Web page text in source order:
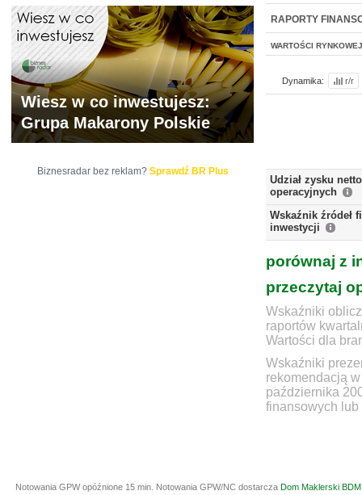
WYCENA BR
RAPORTY
WARTOŚCI RYNKOWEJ
Dynamika: r/r
Udział zysku
operacyjnych
Wskaźnik źródeł
inwestycji
porównaj z
przeczytaj
Wskaźniki
raportów
Wartości dla
Wskaźniki
rekomendacją
października
finansowych lub
Wiesz w co inwestujesz:
Grupa Makarony Polskie
Biznesradar bez reklam? Sprawdź BR Plus
Notowania GPW opóźnione 15 min. Notowania GPW/NC dostarcza Dom Maklerski